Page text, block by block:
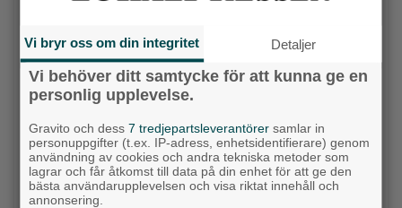
Socialdemokraterna
Moderaterna
Vänsterpartiet
Sverigedemokraterna
Miljöpartiet
Vi bryr oss om din integritet Detaljer
Vi behöver ditt samtycke för att kunna ge en
personlig upplevelse.
Gravito och dess7 tredjepartsleverantörer samlar in
personuppgifter (t.ex. IP-adress, enhetsidentifierare) genom
användning av cookies och andra tekniska metoder som
lagrar och får åtkomst till data på din enhet för att ge den
bästa användarupplevelsen och visa riktat innehåll och
annonsering.